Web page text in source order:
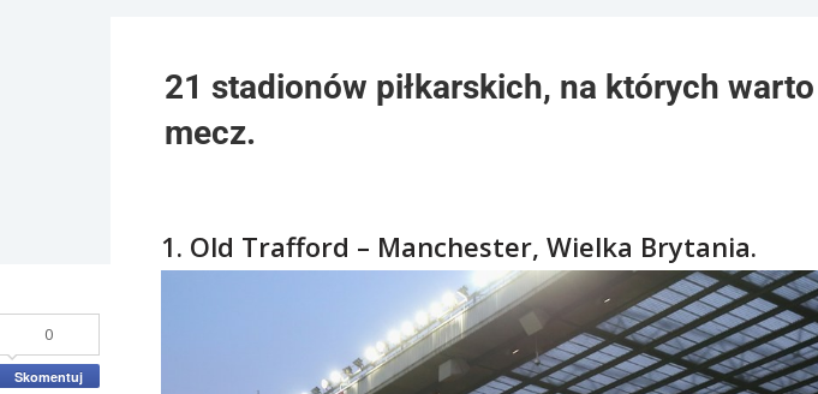
21 stadionów piłkarskich, na których
mecz.
0
Skomentuj
1. Old Trafford – Manchester, Wielka Brytania.